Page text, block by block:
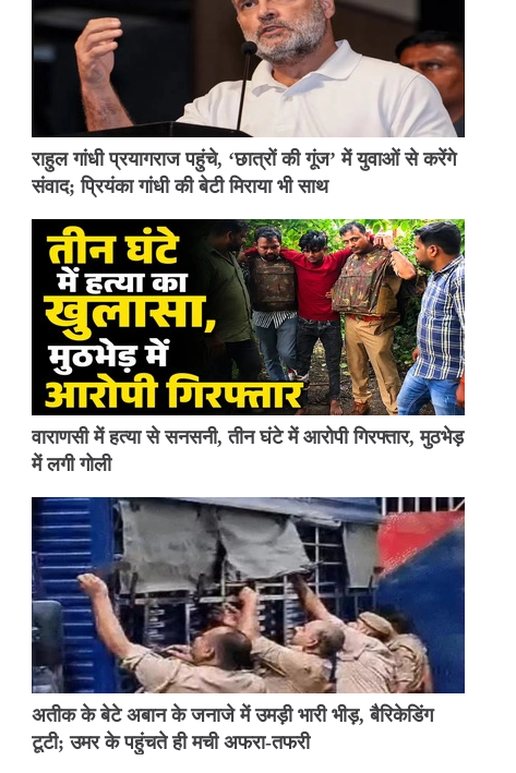
राहुल गांधी प्रयागराज पहुंचे, ‘छात्रों की गूंज’ में युवाओं से करेंगे
संवाद; प्रियंका गांधी की बेटी मिराया भी साथ
वाराणसी में हत्या से सनसनी, तीन घंटे में आरोपी गिरफ्तार, मुठभेड़
में लगी गोली
अतीक के बेटे अबान के जनाजे में उमड़ी भारी भीड़, बैरिकेडिंग
टूटी; उमर के पहुंचते ही मची अफरा-तफरी